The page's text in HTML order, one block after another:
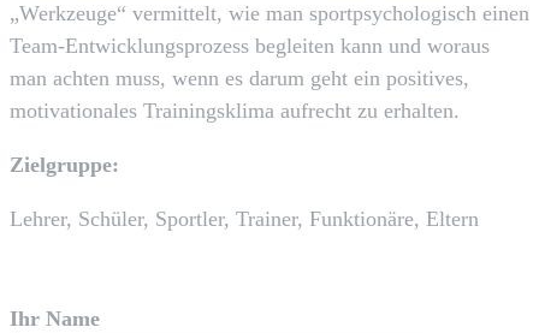
„Werkzeuge“ vermittelt, wie man sportpsychologisch einen
Team-Entwicklungsprozess begleiten kann und woraus
man achten muss, wenn es darum geht ein positives,
motivationales Trainingsklima aufrecht zu erhalten.
Zielgruppe:
Lehrer, Schüler, Sportler, Trainer, Funktionäre, Eltern
Ihr Name